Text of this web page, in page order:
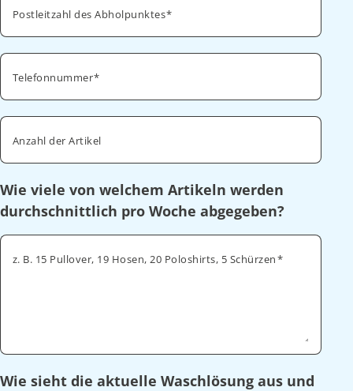
Postleitzahl des Abholpunktes
Telefonnummer
Anzahl der Artikel
Wie viele von welchem Artikeln werden
durchschnittlich pro Woche abgegeben?
z. B. 15 Pullover, 19 Hosen, 20 Poloshirts, 5 Schürzen
Wie sieht die aktuelle Waschlösung aus und